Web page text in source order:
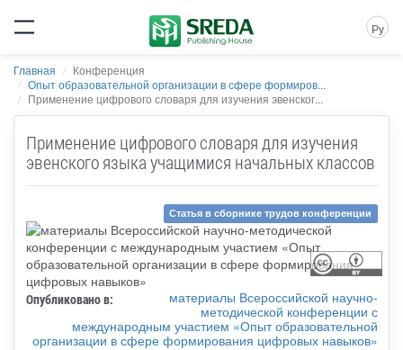
Ру
Главная
Конференция
Опыт образовательной организации в сфере формиров...
Применение цифрового словаря для изучения эвенског...
Применение цифрового словаря для изучения
эвенского языка учащимися начальных классов
Статья в сборнике трудов конференции
Опубликовано в:
материалы Всероссийской научно-
методической конференции с
международным участием «Опыт образовательной
организации в сфере формирования цифровых навыков»